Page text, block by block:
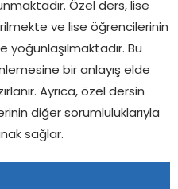
Özel ders, lise
ve lise öğrencilerinin
yoğunlaşılmaktadır. Bu
bir anlayış elde
Ayrıca, özel dersin
diğer sorumluluklarıyla
sağlar.